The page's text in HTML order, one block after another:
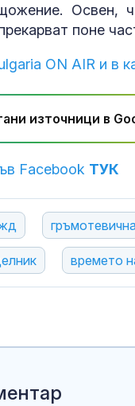
поне
ON AIR и в
източници в
Facebook ТУК
времето